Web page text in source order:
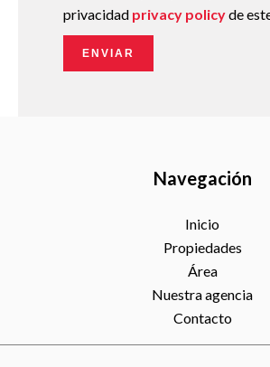
privacidad privacy policyde
ENVIAR
Navegación
Inicio
Propiedades
Área
Nuestra agencia
Contacto